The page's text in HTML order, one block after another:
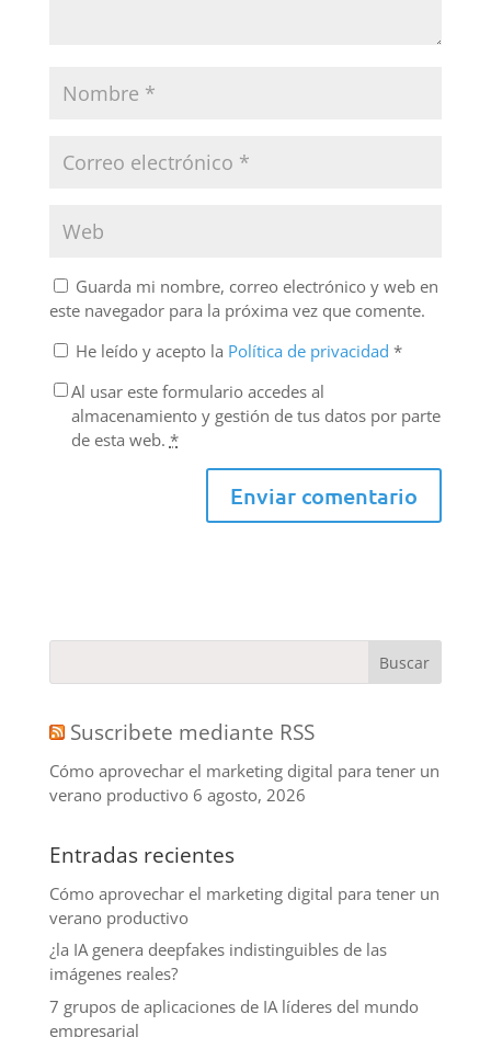
Guarda mi nombre, correo electrónico y web en
este navegador para la próxima vez que comente.
He leído y acepto la Política de privacidad *
Al usar este formulario accedes al
almacenamiento y gestión de tus datos por parte
de esta web. *
Suscribete mediante RSS
Cómo aprovechar el marketing digital para tener un
verano productivo 6 agosto, 2026
Entradas recientes
Cómo aprovechar el marketing digital para tener un
verano productivo
¿la IA genera deepfakes indistinguibles de las
imágenes reales?
7 grupos de aplicaciones de IA líderes del mundo
empresarial